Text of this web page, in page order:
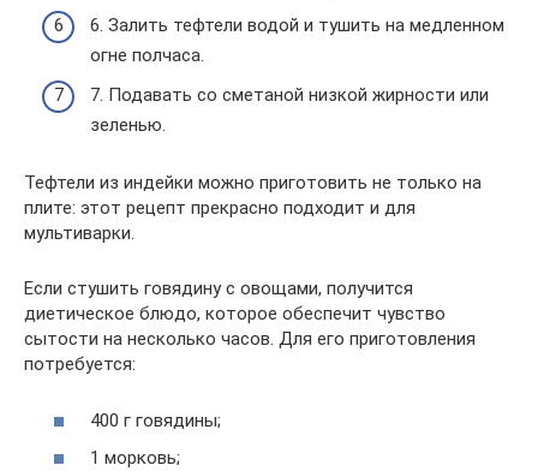
6. Залить тефтели водой и тушить на медленном
огне полчаса.
7. Подавать со сметаной низкой жирности или
зеленью.
Тефтели из индейки можно приготовить не только на
плите: этот рецепт прекрасно подходит и для
мультиварки.
Если стушить говядину с овощами, получится
диетическое блюдо, которое обеспечит чувство
сытости на несколько часов. Для его приготовления
потребуется:
400 г говядины;
1 морковь;